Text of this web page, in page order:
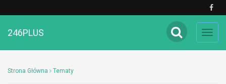
246PLUS
Strona Główna Tematy